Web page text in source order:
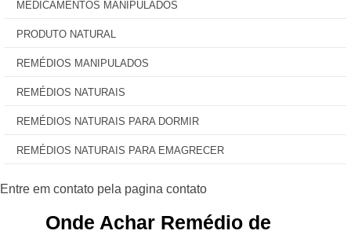
MEDICAMENTOS MANIPULADOS
PRODUTO NATURAL
REMÉDIOS MANIPULADOS
REMÉDIOS NATURAIS
REMÉDIOS NATURAIS PARA DORMIR
REMÉDIOS NATURAIS PARA EMAGRECER
Onde Achar Remédio de